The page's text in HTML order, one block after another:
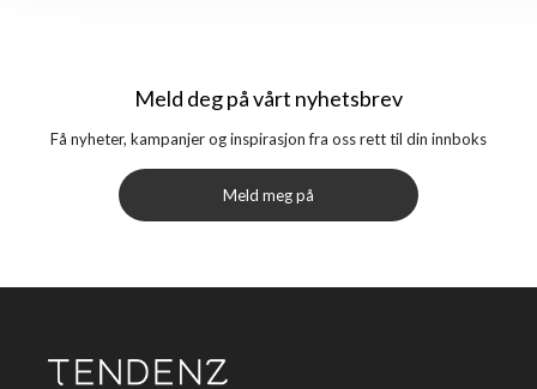
Meld deg på vårt nyhetsbrev
Få nyheter, kampanjer og inspirasjon fra oss rett til din innboks
Meld meg på